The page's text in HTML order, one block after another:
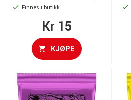
Finnes i butikk
Kr 15
KJØPE